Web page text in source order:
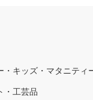
・キッズ・マタニティ
・工芸品